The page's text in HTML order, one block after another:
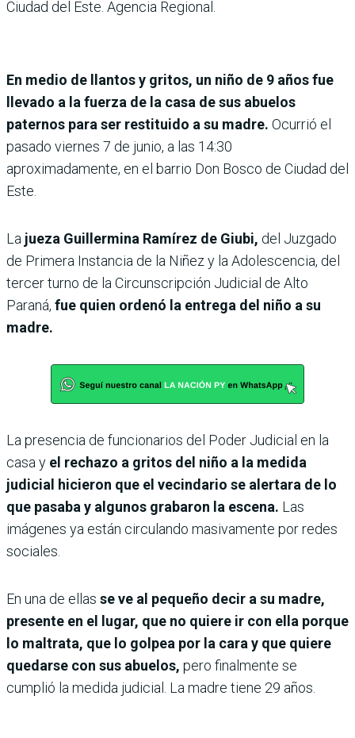
Ciudad del Este. Agencia Regional.
En medio de llantos y gritos, un niño de 9 años fue
llevado a la fuerza de la casa de sus abuelos
paternos para ser restituido a su madre. Ocurrió el
pasado viernes 7 de junio, a las 14:30
aproximadamente, en el barrio Don Bosco de Ciudad del
Este.
La jueza Guillermina Ramírez de Giubi, del Juzgado
de Primera Instancia de la Niñez y la Adolescencia, del
tercer turno de la Circunscripción Judicial de Alto
Paraná, fue quien ordenó la entrega del niño a su
madre.
La presencia de funcionarios del Poder Judicial en la
casa y el rechazo a gritos del niño a la medida
judicial hicieron que el vecindario se alertara de lo
que pasaba y algunos grabaron la escena. Las
imágenes ya están circulando masivamente por redes
sociales.
En una de ellas se ve al pequeño decir a su madre,
presente en el lugar, que no quiere ir con ella porque
lo maltrata, que lo golpea por la cara y que quiere
quedarse con sus abuelos, pero finalmente se
cumplió la medida judicial. La madre tiene 29 años.